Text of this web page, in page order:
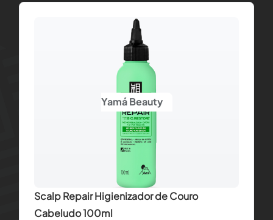
Yamá Beauty
Scalp Repair Higienizador de Couro
Cabeludo 100ml